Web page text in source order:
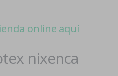
online aquí
nixenca